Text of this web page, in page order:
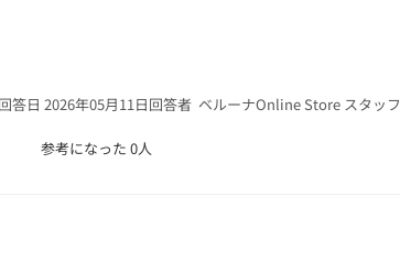
回答者 ベルーナOnline Store スタッフ
回答日 2026年05月11日
参考になった 0人